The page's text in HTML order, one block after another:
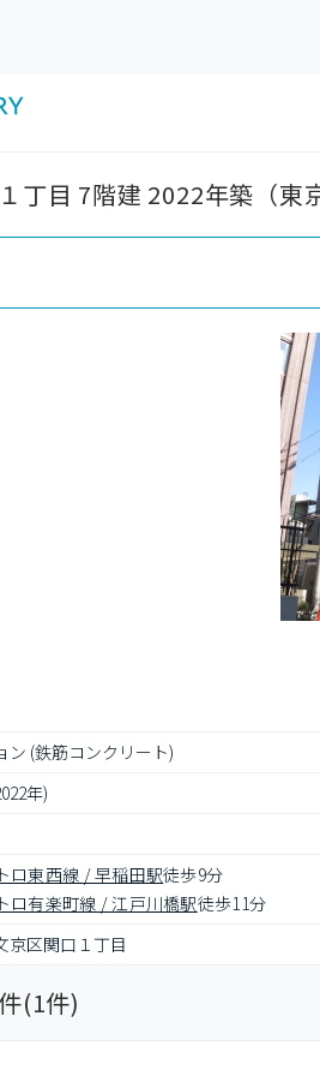
丁目 7階建 2022年築（
ン (鉄筋コンクリート)
年)
ロ東西線 / 早稲田駅徒歩9分
ロ有楽町線 / 江戸川橋駅徒歩11分
京区関口１丁目
(1件)